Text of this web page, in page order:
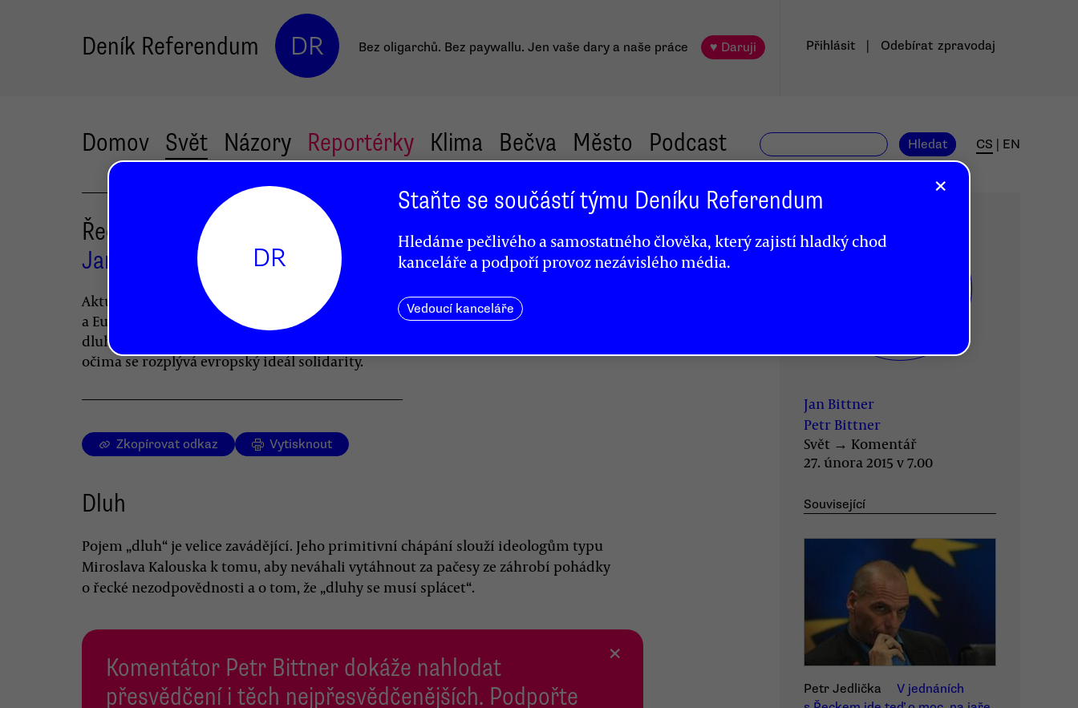
Deník Referendum DR Bez oligarchů. Bez paywallu. Jen vaše dary a naše práce ♥ Daruji Přihlásit Odebírat zpravodaj
Domov Svět Názory Reportérky Klima Bečva Město Podcast Hledat CS EN
Řecká oběť sadismu
Jan Bittner
Petr Bittner
Aktuální vyjednávání o budoucnosti Řecka
a Eurozóny se točí okolo několika klíčových bodů:
dluhu, defaultu a kompromisu. Před našima
očima se rozplývá evropský ideál solidarity.
Zkopírovat odkaz Vytisknout
Dluh
Pojem „dluh“ je velice zavádějící. Jeho primitivní chápání slouží ideologům typu
Miroslava Kalouska k tomu, aby neváhali vytáhnout za pačesy ze záhrobí pohádky
o řecké nezodpovědnosti a o tom, že „dluhy se musí splácet“.
Komentátor Petr Bittner dokáže nahlodat
přesvědčení i těch nejpřesvědčenějších. Podpořte
×
Jan Bittner
Petr Bittner
Svět → Komentář
27. února 2015 v 7.00
Související
Petr Jedlička
V jednáních
×
DR
Staňte se součástí týmu Deníku Referendum
Hledáme pečlivého a samostatného člověka, který zajistí hladký chod
kanceláře a podpoří provoz nezávislého média.
Vedoucí kanceláře